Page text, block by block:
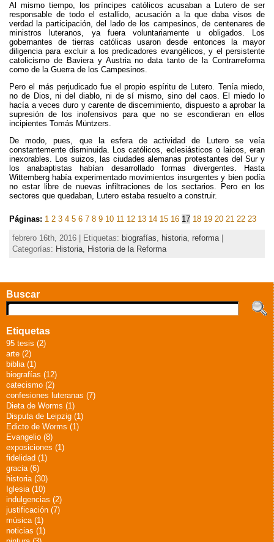
Al mismo tiempo, los príncipes católicos acusaban a Lutero de ser
responsable de todo el estallido, acusación a la que daba visos de
verdad la participación, del lado de los campesinos, de centenares de
ministros luteranos, ya fuera voluntariamente u obligados. Los
gobernantes de tierras católicas usaron desde entonces la mayor
diligencia para excluir a los predicadores evangélicos, y el persistente
catolicismo de Baviera y Austria no data tanto de la Contrarreforma
como de la Guerra de los Campesinos.
Pero el más perjudicado fue el propio espíritu de Lutero. Tenía miedo,
no de Dios, ni del diablo, ni de sí mismo, sino del caos. El miedo lo
hacía a veces duro y carente de discernimiento, dispuesto a aprobar la
supresión de los inofensivos para que no se escondieran en ellos
incipientes Tomás Müntzers.
De modo, pues, que la esfera de actividad de Lutero se veía
constantemente disminuida. Los católicos, eclesiásticos o laicos, eran
inexorables. Los suizos, las ciudades alemanas protestantes del Sur y
los anabaptistas habían desarrollado formas divergentes. Hasta
Wittemberg había experimentado movimientos insurgentes y bien podía
no estar libre de nuevas infiltraciones de los sectarios. Pero en los
sectores que quedaban, Lutero estaba resuelto a construir.
Páginas: 1 2 3 4 5 6 7 8 9 10 11 12 13 14 15 16 17 18 19 20 21 22 23
febrero 16th, 2016 | Etiquetas: biografías historia reforma
Categorías: Historia, Historia de la Reforma
Buscar
Etiquetas
95 tesis (2)
arte (2)
biblia (1)
biografías (12)
catecismo (2)
confesiones luteranas (7)
Dieta de Worms (1)
Disputa de Leipzig (1)
Edicto de Worms (1)
Evangelio (8)
exposiciones (1)
fidelidad (1)
gracia (6)
historia (30)
Iglesia (10)
indulgencias (2)
justificación (7)
música (1)
noticias (1)